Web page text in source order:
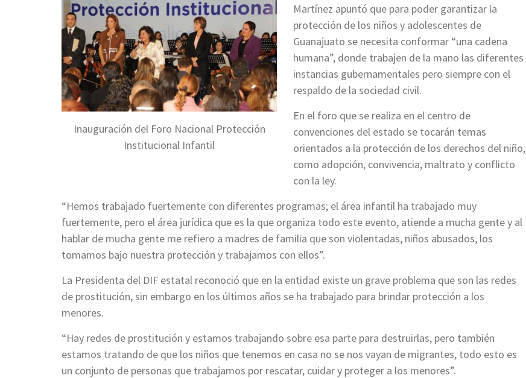
Inauguración del Foro Nacional Protección
Institucional Infantil
Martínez apuntó que para poder garantizar la
protección de los niños y adolescentes de
Guanajuato se necesita conformar “una cadena
humana”, donde trabajen de la mano las diferentes
instancias gubernamentales pero siempre con el
respaldo de la sociedad civil.
En el foro que se realiza en el centro de
convenciones del estado se tocarán temas
orientados a la protección de los derechos del niño,
como adopción, convivencia, maltrato y conflicto
con la ley.
“Hemos trabajado fuertemente con diferentes programas; el área infantil ha trabajado muy
fuertemente, pero el área jurídica que es la que organiza todo este evento, atiende a mucha gente y al
hablar de mucha gente me refiero a madres de familia que son violentadas, niños abusados, los
tomamos bajo nuestra protección y trabajamos con ellos”.
La Presidenta del DIF estatal reconoció que en la entidad existe un grave problema que son las redes
de prostitución, sin embargo en los últimos años se ha trabajado para brindar protección a los
menores.
“Hay redes de prostitución y estamos trabajando sobre esa parte para destruirlas, pero también
estamos tratando de que los niños que tenemos en casa no se nos vayan de migrantes, todo esto es
un conjunto de personas que trabajamos por rescatar, cuidar y proteger a los menores”.